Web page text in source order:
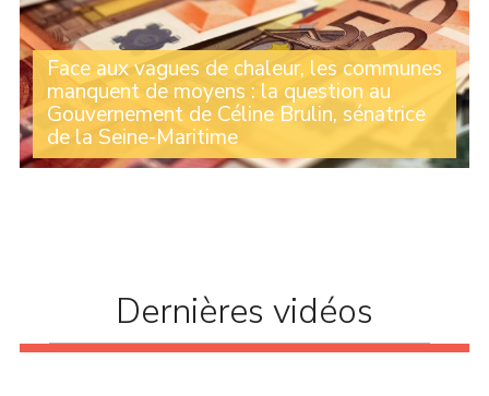
Face aux vagues de chaleur, les communes
manquent de moyens : la question au
Gouvernement de Céline Brulin, sénatrice
de la Seine-Maritime
Lors des Questions au Gouvernement, la sénatrice
Dernières vidéos